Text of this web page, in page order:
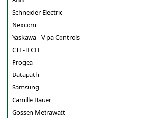
Schneider Electric
Nexcom
Yaskawa - Vipa Controls
CTE-TECH
Progea
Datapath
Samsung
Camille Bauer
Gossen Metrawatt